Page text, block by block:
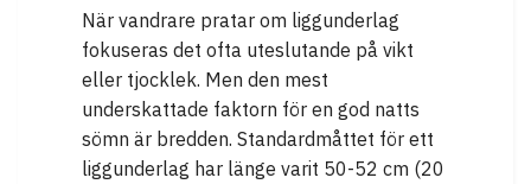
När vandrare pratar om liggunderlag
fokuseras det ofta uteslutande på vikt
eller tjocklek. Men den mest
underskattade faktorn för en god natts
sömn är bredden. Standardmåttet för ett
liggunderlag har länge varit 50-52 cm (20